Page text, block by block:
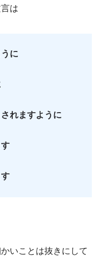
は
に
れますように
いことは抜きにして